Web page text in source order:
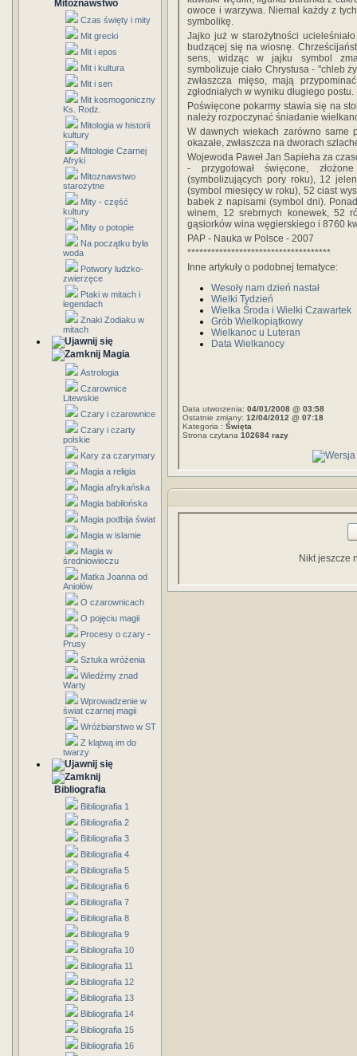
Mitoznawstwo
Czas święty i mity
Mit grecki
Mit i epos
Mit i kultura
Mit i sen
Mit kosmogoniczny
Ks. Rodz.
Mitologia w historii
kultury
Mitologie Czarnej
Afryki
Mitoznawstwo
starożytne
Mity - część
kultury
Mity o potopie
Na początku była
woda
Potwory ludzko-
zwierzęce
Ptaki w mitach i
legendach
Znaki Zodiaku w
mitach
Magia
Astrologia
Czarownice
Litewskie
Czary i czarownice
Czary i czarty
polskie
Kary za czarymary
Magia a religia
Magia afrykańska
Magia babilońska
Magia podbija świat
Magia w islamie
Magia w
średniowieczu
Matka Joanna od
Aniołów
O czarownicach
O pojęciu magii
Procesy o czary -
Prusy
Sztuka wróżenia
Wiedźmy znad
Warty
Wprowadzenie w
świat czarnej magii
Wróżbiarstwo w ST
Z klątwą im do
twarzy
Bibliografia
Bibliografia 1
Bibliografia 2
Bibliografia 3
Bibliografia 4
Bibliografia 5
Bibliografia 6
Bibliografia 7
Bibliografia 8
Bibliografia 9
Bibliografia 10
Bibliografia 11
Bibliografia 12
Bibliografia 13
Bibliografia 14
Bibliografia 15
Bibliografia 16
owoce i warzywa. Niemal każdy z
symbolikę.
Jajko już w starożytności
budzącej się na wiosnę.
sens, widząc w jajku symbol
symbolizuje ciało Chrystusa - "chleb
zwłaszcza mięso, mają
zgłodniałych w wyniku długiego postu.
Poświęcone pokarmy stawia się na
należy rozpoczynać śniadanie
W dawnych wiekach zarówno same
okazałe, zwłaszcza na dworach
Wojewoda Paweł Jan Sapieha za
- przygotował święcone,
(symbolizujących pory roku), 12
(symbol miesięcy w roku), 52 ciast
babek z napisami (symbol dni).
winem, 12 srebrnych konewek, 52
gąsiorków wina węgierskiego i 8760
PAP - Nauka w Polsce - 2007
************************************
Inne artykuły o podobnej tematyce:
Wesoły nam dzień nastał
Wielki Tydzień
Wielka Środa i Wielki Czawartek
Grób Wielkopiątkowy
Wielkanoc u Luteran
Data Wielkanocy
Data utworzenia: 04/01/2008 @ 03:58
Ostatnie zmiany: 12/04/2012 @ 07:18
Kategoria : Święta
Strona czytana 102684 razy
Nikt jeszcze